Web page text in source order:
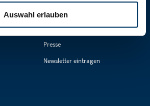
Auswahl erlauben
Netzwerk
Jobs / Karriere
Presse
Newsletter eintragen